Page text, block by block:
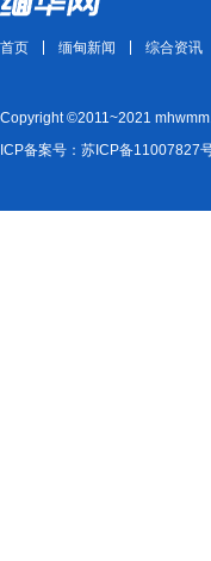
首页 缅甸新闻 综合资讯
Copyright ©2011~2021
ICP备案号：苏ICP备11007827